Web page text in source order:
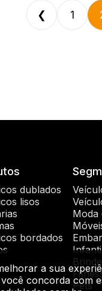
❮ 1
dublados
lisos
bordados
Moda
Pets
a sua
concorda com